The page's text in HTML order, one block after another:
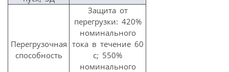
Перегрузочная
способность
Защита от
перегрузки: 420%
номинального
тока в течение 60
с; 550%
номинального